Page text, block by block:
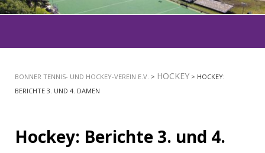
1 2 3
INHALT
BONNER TENNIS- UND HOCKEY-VEREIN E.V. > HOCKEY > HOCKEY:
BERICHTE 3. UND 4. DAMEN
Hockey: Berichte 3. und 4.